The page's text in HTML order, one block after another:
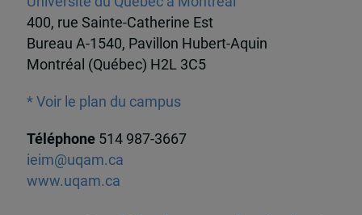
400, rue Sainte-Catherine Est
Bureau A-1540, Pavillon Hubert-Aquin
Montréal (Québec) H2L 3C5
* Voir le plan du campus
Téléphone 514 987-3667
ieim@uqam.ca
www.uqam.ca